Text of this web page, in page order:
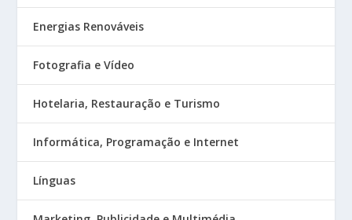
Energias Renováveis
Fotografia e Vídeo
Hotelaria, Restauração e Turismo
Informática, Programação e Internet
Línguas